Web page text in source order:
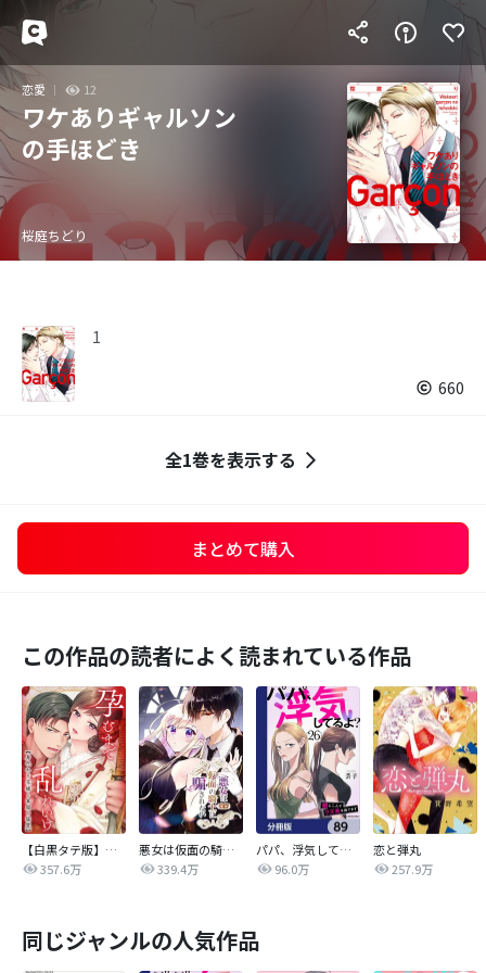
恋愛 12
ワケありギャルソン
の手ほどき
桜庭ちどり
1
660
全1巻を表示する
まとめて購入
この作品の読者によく読まれている作品
【白黒タテ版】孕むまで乱れいけ～身代わり花嫁と軍服の猛愛
357.6万
悪女は仮面の騎士に騙されない
339.4万
パパ、浮気してるよ？娘と二人でクズ夫を捨てます【分冊版】
96.0万
恋と弾丸
257.9万
同じジャンルの人気作品